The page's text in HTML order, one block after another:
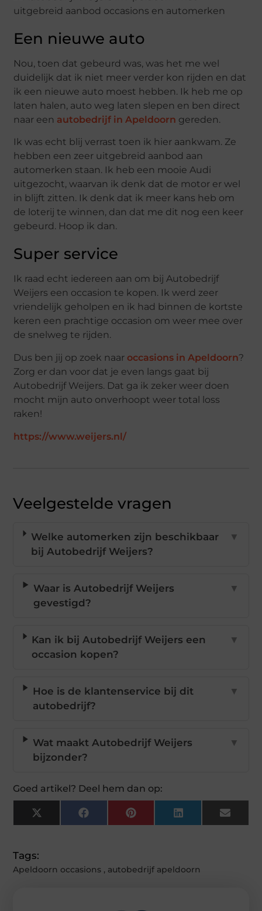
Een nieuwe auto
Nou, toen dat gebeurd was, was het me wel
duidelijk dat ik niet meer verder kon rijden en dat
ik een nieuwe auto moest hebben. Ik heb me op
laten halen, auto weg laten slepen en ben direct
naar een autobedrijf in Apeldoorn gereden.
Ik was echt blij verrast toen ik hier aankwam. Ze
hebben een zeer uitgebreid aanbod aan
automerken staan. Ik heb een mooie Audi
uitgezocht, waarvan ik denk dat de motor er wel
in blijft zitten. Ik denk dat ik meer kans heb om
de loterij te winnen, dan dat me dit nog een keer
gebeurd. Hoop ik dan.
Super service
Ik raad echt iedereen aan om bij Autobedrijf
Weijers een occasion te kopen. Ik werd zeer
vriendelijk geholpen en ik had binnen de kortste
keren een prachtige occasion om weer mee over
de snelweg te rijden.
Dus ben jij op zoek naar occasions in Apeldoorn?
Zorg er dan voor dat je even langs gaat bij
Autobedrijf Weijers. Dat ga ik zeker weer doen
mocht mijn auto onverhoopt weer total loss
raken!
https://www.weijers.nl/
Veelgestelde vragen
Welke automerken zijn beschikbaar
bij Autobedrijf Weijers?
▼
Waar is Autobedrijf Weijers
gevestigd?
▼
Kan ik bij Autobedrijf Weijers een
occasion kopen?
▼
Hoe is de klantenservice bij dit
autobedrijf?
▼
Wat maakt Autobedrijf Weijers
bijzonder?
▼
Goed artikel? Deel hem dan op:
X
(Twitter)
FacebookPinterestLinkedInEmail
Tags:
Apeldoorn occasions , autobedrijf apeldoorn